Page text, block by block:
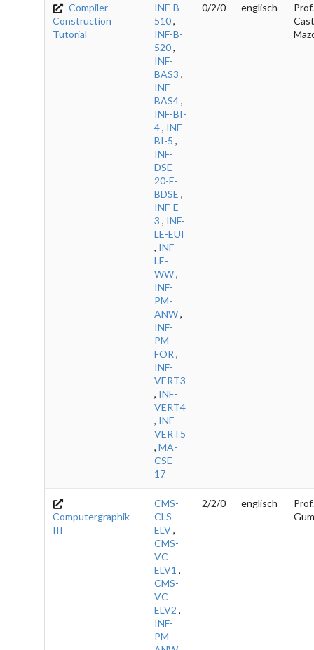
Compiler
Construction
Tutorial
INF-B-
510,
INF-B-
520,
INF-
BAS3 ,
INF-
BAS4,
INF-BI-
4, INF-
BI-5 ,
INF-
DSE-
20-E-
BDSE ,
INF-E-
3 , INF-
LE-EUI
, INF-
LE-
WW,
INF-
PM-
ANW,
INF-
PM-
FOR ,
INF-
VERT3
, INF-
VERT4
, INF-
VERT5
, MA-
CSE-
17
0/2/0 englisch
Prof.
Computergraphik
III
CMS-
CLS-
ELV,
CMS-
VC-
ELV1 ,
CMS-
VC-
ELV2 ,
INF-
PM-
2/2/0 englisch
Prof.